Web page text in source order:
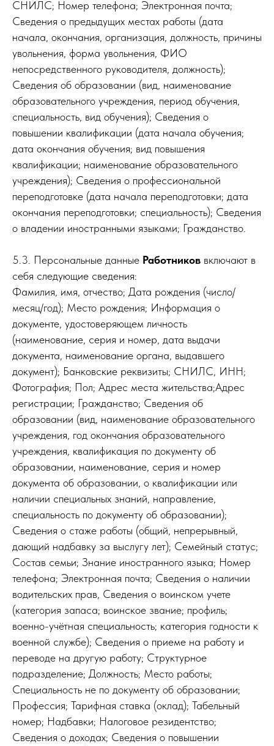
СНИЛС; Номер телефона; Электронная почта;
Сведения о предыдущих местах работы (дата
начала, окончания, организация, должность, причины
увольнения, форма увольнения, ФИО
непосредственного руководителя, должность);
Сведения об образовании (вид, наименование
образовательного учреждения, период обучения,
специальность, вид обучения); Сведения о
повышении квалификации (дата начала обучения;
дата окончания обучения; вид повышения
квалификации; наименование образовательного
учреждения); Сведения о профессиональной
переподготовке (дата начала переподготовки; дата
окончания переподготовки; специальность); Сведения
о владении иностранными языками; Гражданство.
5.3. Персональные данные Работников включают в
себя следующие сведения:
Фамилия, имя, отчество; Дата рождения (число/
месяц/год); Место рождения; Информация о
документе, удостоверяющем личность
(наименование, серия и номер, дата выдачи
документа, наименование органа, выдавшего
документ); Банковские реквизиты; СНИЛС, ИНН;
Фотография; Пол; Адрес места жительства;Адрес
регистрации; Гражданство; Сведения об
образовании (вид, наименование образовательного
учреждения, год окончания образовательного
учреждения, квалификация по документу об
образовании, наименование, серия и номер
документа об образовании, о квалификации или
наличии специальных знаний, направление,
специальность по документу об образовании);
Сведения о стаже работы (общий, непрерывный,
дающий надбавку за выслугу лет); Семейный статус;
Состав семьи; Знание иностранного языка; Номер
телефона; Электронная почта; Сведения о наличии
водительских прав, Сведения о воинском учете
(категория запаса; воинское звание; профиль;
военно-учётная специальность; категория годности к
военной службе); Сведения о приеме на работу и
переводе на другую работу; Структурное
подразделение; Должность; Место работы;
Специальность не по документу об образовании;
Профессия; Тарифная ставка (оклад); Табельный
номер; Надбавки; Налоговое резидентство;
Сведения о доходах; Сведения о повышении